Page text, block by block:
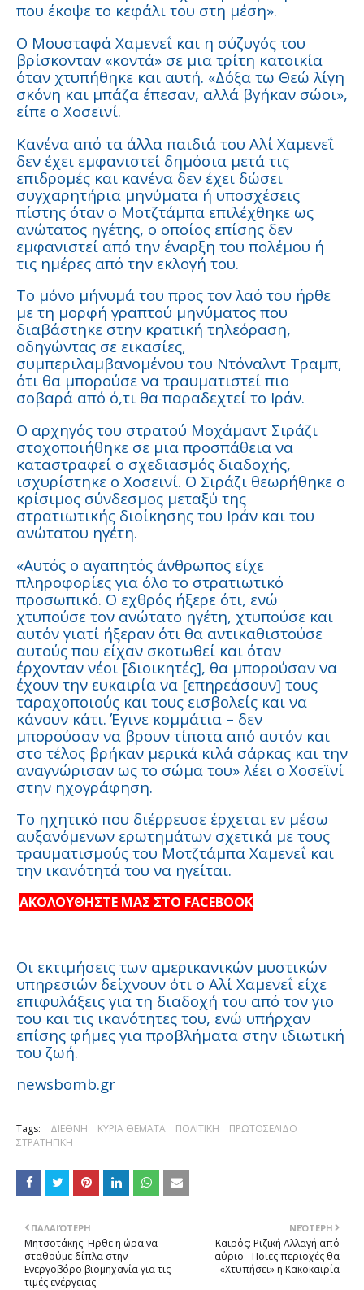
που έκοψε το κεφάλι του στη μέση».
Ο Μουσταφά Χαμενεΐ και η σύζυγός του
βρίσκονταν «κοντά» σε μια τρίτη κατοικία
όταν χτυπήθηκε και αυτή. «Δόξα τω Θεώ λίγη
σκόνη και μπάζα έπεσαν, αλλά βγήκαν σώοι»,
είπε ο Χοσεϊνί.
Κανένα από τα άλλα παιδιά του Αλί Χαμενεΐ
δεν έχει εμφανιστεί δημόσια μετά τις
επιδρομές και κανένα δεν έχει δώσει
συγχαρητήρια μηνύματα ή υποσχέσεις
πίστης όταν ο Μοτζτάμπα επιλέχθηκε ως
ανώτατος ηγέτης, ο οποίος επίσης δεν
εμφανιστεί από την έναρξη του πολέμου ή
τις ημέρες από την εκλογή του.
Το μόνο μήνυμά του προς τον λαό του ήρθε
με τη μορφή γραπτού μηνύματος που
διαβάστηκε στην κρατική τηλεόραση,
οδηγώντας σε εικασίες,
συμπεριλαμβανομένου του Ντόναλντ Τραμπ,
ότι θα μπορούσε να τραυματιστεί πιο
σοβαρά από ό,τι θα παραδεχτεί το Ιράν.
Ο αρχηγός του στρατού Μοχάμαντ Σιράζι
στοχοποιήθηκε σε μια προσπάθεια να
καταστραφεί ο σχεδιασμός διαδοχής,
ισχυρίστηκε ο Χοσεϊνί. Ο Σιράζι θεωρήθηκε ο
κρίσιμος σύνδεσμος μεταξύ της
στρατιωτικής διοίκησης του Ιράν και του
ανώτατου ηγέτη.
«Αυτός ο αγαπητός άνθρωπος είχε
πληροφορίες για όλο το στρατιωτικό
προσωπικό. Ο εχθρός ήξερε ότι, ενώ
χτυπούσε τον ανώτατο ηγέτη, χτυπούσε και
αυτόν γιατί ήξεραν ότι θα αντικαθιστούσε
αυτούς που είχαν σκοτωθεί και όταν
έρχονταν νέοι [διοικητές], θα μπορούσαν να
έχουν την ευκαιρία να [επηρεάσουν] τους
ταραχοποιούς και τους εισβολείς και να
κάνουν κάτι. Έγινε κομμάτια – δεν
μπορούσαν να βρουν τίποτα από αυτόν και
στο τέλος βρήκαν μερικά κιλά σάρκας και την
αναγνώρισαν ως το σώμα του» λέει ο Χοσεϊνί
στην ηχογράφηση.
Το ηχητικό που διέρρευσε έρχεται εν μέσω
αυξανόμενων ερωτημάτων σχετικά με τους
τραυματισμούς του Μοτζτάμπα Χαμενεΐ και
την ικανότητά του να ηγείται.
ΑΚΟΛΟΥΘΗΣΤΕ ΜΑΣ ΣΤΟ FACEBOOK
Οι εκτιμήσεις των αμερικανικών μυστικών
υπηρεσιών δείχνουν ότι ο Αλί Χαμενεΐ είχε
επιφυλάξεις για τη διαδοχή του από τον γιο
του και τις ικανότητες του, ενώ υπήρχαν
επίσης φήμες για προβλήματα στην ιδιωτική
του ζωή.
newsbomb.gr
Tags: ΔΙΕΘΝΗ ΚΥΡΙΑ ΘΕΜΑΤΑ ΠΟΛΙΤΙΚΗ
ΠΡΩΤΟΣΕΛΙΔΟ
ΣΤΡΑΤΗΓΙΚΗ
ΝΕΌΤΕΡΗ
Kαιρός: Ριζική Aλλαγή από
αύριο - Ποιες περιοχές θα
«Xτυπήσει» η Kακοκαιρία
ΠΑΛΑΙΌΤΕΡΗ
Μητσοτάκης: Hρθε η ώρα να
σταθούμε δίπλα στην
Eνεργοβόρο βιομηχανία για τις
τιμές ενέργειας